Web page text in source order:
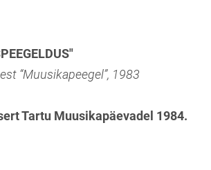
“Muusikapeegel”, 1983
Tartu Muusikapäevadel 1984.